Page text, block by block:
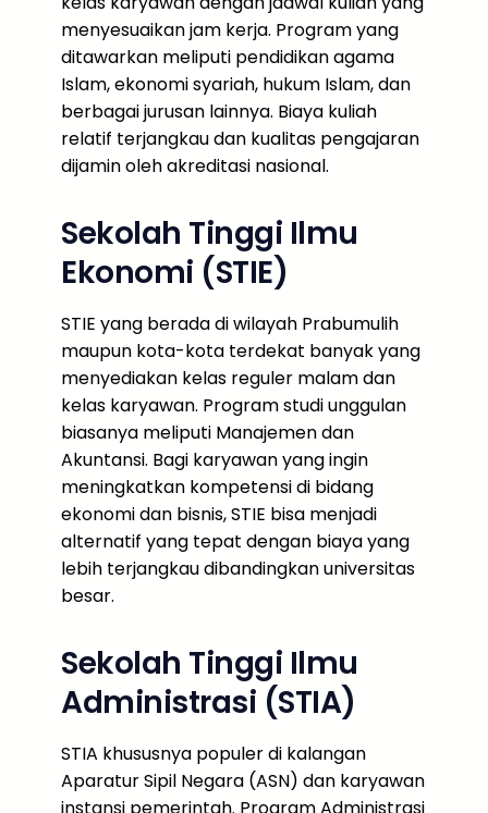
menyesuaikan jam kerja. Program yang
ditawarkan meliputi pendidikan agama
Islam, ekonomi syariah, hukum Islam, dan
berbagai jurusan lainnya. Biaya kuliah
relatif terjangkau dan kualitas pengajaran
dijamin oleh akreditasi nasional.
Sekolah Tinggi Ilmu
Ekonomi (STIE)
STIE yang berada di wilayah Prabumulih
maupun kota-kota terdekat banyak yang
menyediakan kelas reguler malam dan
kelas karyawan. Program studi unggulan
biasanya meliputi Manajemen dan
Akuntansi. Bagi karyawan yang ingin
meningkatkan kompetensi di bidang
ekonomi dan bisnis, STIE bisa menjadi
alternatif yang tepat dengan biaya yang
lebih terjangkau dibandingkan universitas
besar.
Sekolah Tinggi Ilmu
Administrasi (STIA)
STIA khususnya populer di kalangan
Aparatur Sipil Negara (ASN) dan karyawan